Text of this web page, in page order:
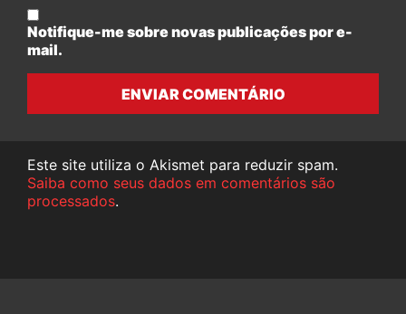
Notifique-me sobre novas publicações por e-
mail.
ENVIAR COMENTÁRIO
Este site utiliza o Akismet para reduzir spam.
Saiba como seus dados em comentários são
processados.